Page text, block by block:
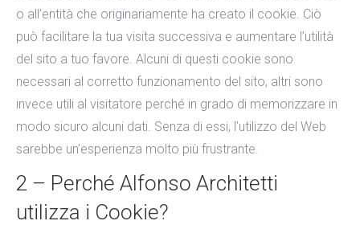
o all’entità che originariamente ha creato il cookie. Ciò
può facilitare la tua visita successiva e aumentare l’utilità
del sito a tuo favore. Alcuni di questi cookie sono
necessari al corretto funzionamento del sito, altri sono
invece utili al visitatore perché in grado di memorizzare in
modo sicuro alcuni dati. Senza di essi, l’utilizzo del Web
sarebbe un’esperienza molto più frustrante.
2 – Perché Alfonso Architetti
utilizza i Cookie?